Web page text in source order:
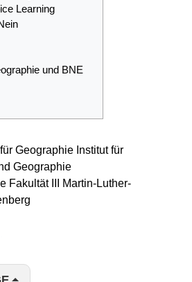
Learning
und BNE
Geographie Institut für
Geographie
Fakultät III Martin-Luther-